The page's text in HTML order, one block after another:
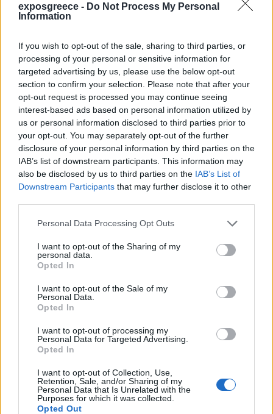
exposgreece - Do Not Process My Personal
Information
If you wish to opt-out of the sale, sharing to third parties, or
processing of your personal or sensitive information for
targeted advertising by us, please use the below opt-out
section to confirm your selection. Please note that after your
opt-out request is processed you may continue seeing
interest-based ads based on personal information utilized by
us or personal information disclosed to third parties prior to
your opt-out. You may separately opt-out of the further
disclosure of your personal information by third parties on the
IAB’s list of downstream participants. This information may
also be disclosed by us to third parties on the IAB’s List of
Downstream Participants that may further disclose it to other
Personal Data Processing Opt Outs
I want to opt-out of the Sharing of my
personal data.
Opted In
I want to opt-out of the Sale of my
Personal Data.
Opted In
I want to opt-out of processing my
Personal Data for Targeted Advertising.
Opted In
I want to opt-out of Collection, Use,
Retention, Sale, and/or Sharing of my
Personal Data that Is Unrelated with the
Purposes for which it was collected.
Opted Out